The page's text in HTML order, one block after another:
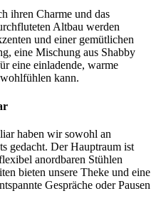
ihren Charme und das
Altbau werden
und einer gemütlichen
eine Mischung aus Shabby
eine einladende, warme
kann.
haben wir sowohl an
gedacht. Der Hauptraum ist
anordbaren Stühlen
bieten unsere Theke und eine
Gespräche oder Pausen